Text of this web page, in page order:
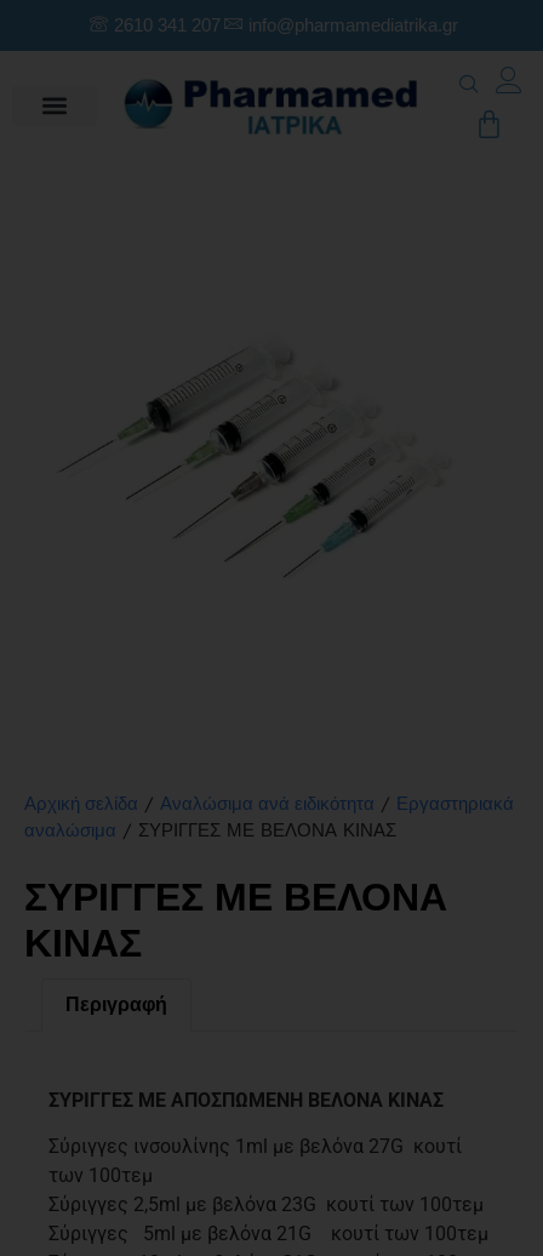
2610 341 207 info@pharmamediatrika.gr
Αρχική σελίδα / Αναλώσιμα ανά ειδικότητα / Εργαστηριακά
αναλώσιμα / ΣΥΡΙΓΓΕΣ ΜΕ ΒΕΛΟΝΑ ΚΙΝΑΣ
ΣΥΡΙΓΓΕΣ ΜΕ ΒΕΛΟΝΑ
ΚΙΝΑΣ
Περιγραφή
ΣΥΡΙΓΓΕΣ ΜΕ ΑΠΟΣΠΩΜΕΝΗ ΒΕΛΟΝΑ ΚΙΝΑΣ
Σύριγγες ινσουλίνης 1ml με βελόνα 27G κουτί
των 100τεμ
Σύριγγες 2,5ml με βελόνα 23G κουτί των 100τεμ
Σύριγγες 5ml με βελόνα 21G κουτί των 100τεμ